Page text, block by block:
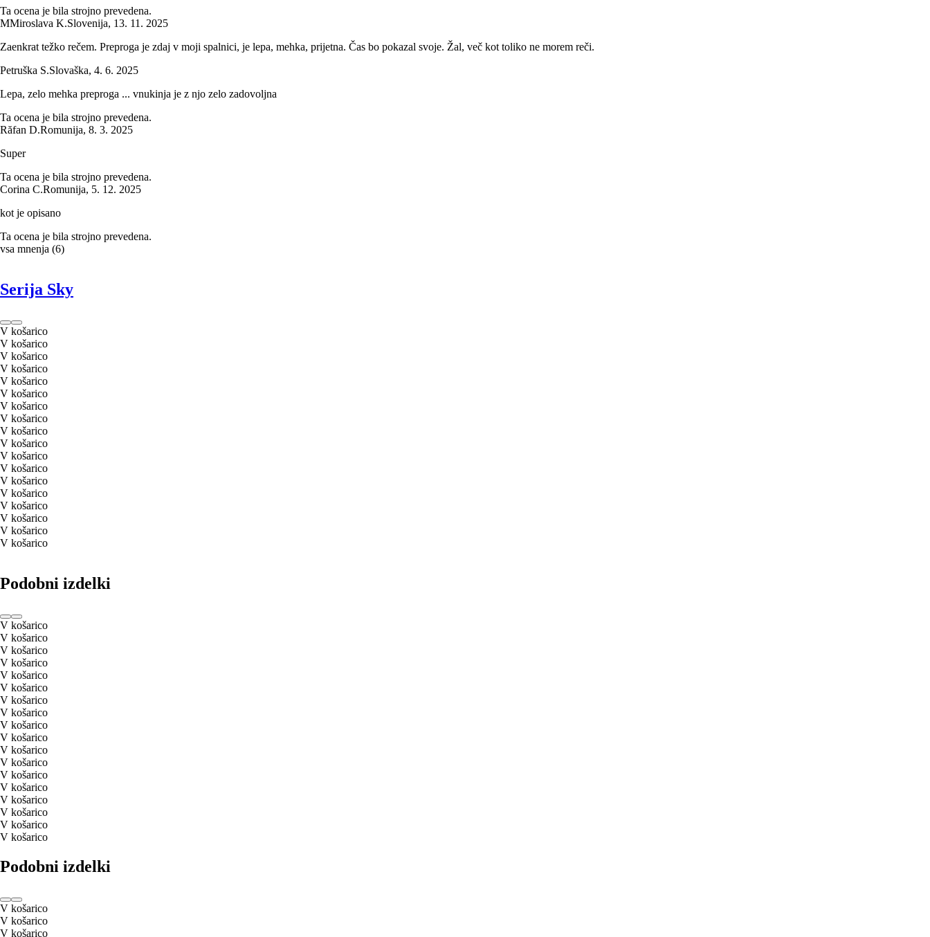
Ta ocena je bila strojno prevedena.
MMiroslava K.Slovenija, 13. 11. 2025
Zaenkrat težko rečem. Preproga je zdaj v moji spalnici, je lepa, mehka, prijetna. Čas bo pokazal svoje. Žal, več kot toliko ne morem reči.
Petruška S.Slovaška, 4. 6. 2025
Lepa, zelo mehka preproga ... vnukinja je z njo zelo zadovoljna
Ta ocena je bila strojno prevedena.
Răfan D.Romunija, 8. 3. 2025
Super
Ta ocena je bila strojno prevedena.
Corina C.Romunija, 5. 12. 2025
kot je opisano
Ta ocena je bila strojno prevedena.
vsa mnenja (6)
Serija Sky
V košarico
V košarico
V košarico
V košarico
V košarico
V košarico
V košarico
V košarico
V košarico
V košarico
V košarico
V košarico
V košarico
V košarico
V košarico
V košarico
V košarico
V košarico
Podobni izdelki
V košarico
V košarico
V košarico
V košarico
V košarico
V košarico
V košarico
V košarico
V košarico
V košarico
V košarico
V košarico
V košarico
V košarico
V košarico
V košarico
V košarico
V košarico
Podobni izdelki
V košarico
V košarico
V košarico